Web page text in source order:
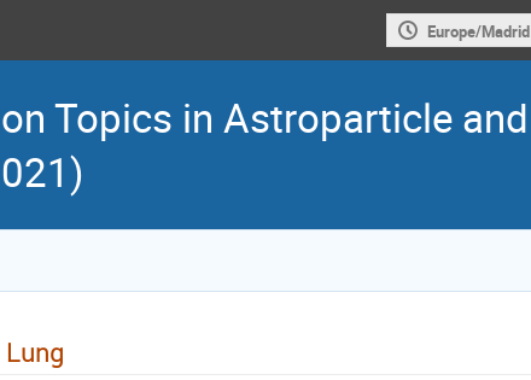
Europe/Madrid
Topics in Astroparticle and
Lung